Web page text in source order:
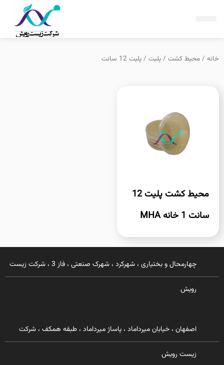
محتواخانه /محیط کشت /پلیت / پلیت 12 سانت
محیط کشت پلیت 12
سانت 1 خانه MHA
چهارمحال و بختیاری ، شهرکرد ، شهرک صنعتی ، فاز 3 ، شرکت زیست
رویش
اصفهان ، خیابان میرداماد ، پاساژ میرداماد ، طبقه همکف ، شرکت
زیست رویش